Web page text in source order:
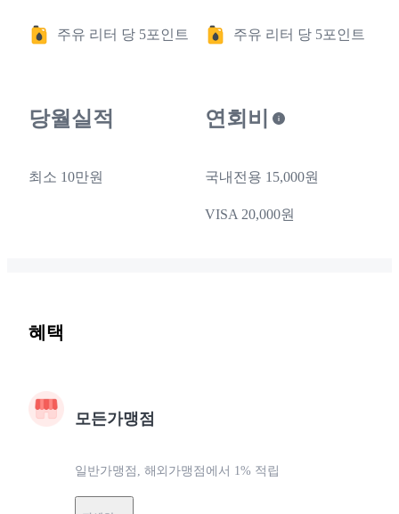
주유 리터 당 5포인트 주유 리터 당 5포인트
당월실적
최소 10만원
연회비
국내전용 15,000원
VISA 20,000원
혜택
모든가맹점
일반가맹점, 해외가맹점에서 1% 적립